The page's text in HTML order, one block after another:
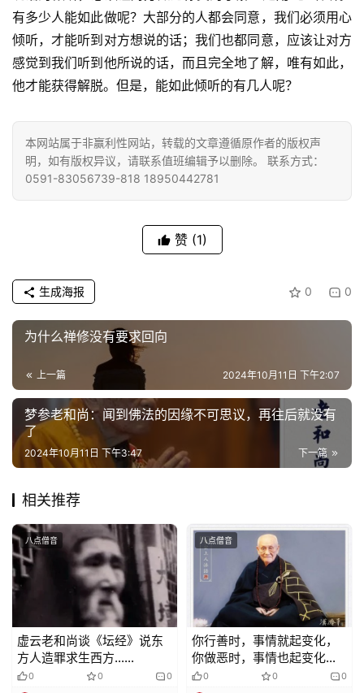
乐
菩
提
专
公
益
慈
教
人
物
院
巡
礼
视
频
纪
录
艺
术
有多少人能如此做呢？大部分的人都会同意，我们必须用心
倾听，才能听到对方想说的话；我们也都同意，应该让对方
感觉到我们听到他所说的话，而且完全地了解，唯有如此，
他才能获得解脱。但是，能如此倾听的有几人呢？
本网站属于非赢利性网站，转载的文章遵循原作者的版权声
明，如有版权异议，请联系值班编辑予以删除。 联系方式：
0591-83056739-818 18950442781
赞 (1)
0 0
生成海报
为什么禅修没有要求回向
上一篇 2024年10月11日 下午2:07
梦参老和尚：闻到佛法的因缘不可思议，再往后就没有
了
下一篇
2024年10月11日 下午3:47
相关推荐
八点僧音
虚云老和尚谈《坛经》说东
方人造罪求生西方……
0 0 0
八点僧音
你行善时，事情就起变化，
你做恶时，事情也起变化
（梦参老和尚）
0 0 0